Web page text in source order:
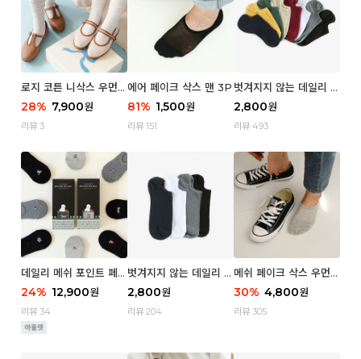
로지 코튼 니삭스 우먼 1
P
28% 7,900원
리뷰 3
에어 페이크 삭스 맨 3P
81% 1,500원
리뷰 151
벗겨지지 않는 데일리 페
이크 삭스 (우먼)
2,800원
리뷰 493
데일리 메쉬 포인트 페이
크 삭스 우먼 4P
24% 12,900원
리뷰 34
벗겨지지 않는 데일리 페
이크 삭스 (맨)
2,800원
리뷰 204
메쉬 페이크 삭스 우먼 3
P
30% 4,800원
리뷰 305